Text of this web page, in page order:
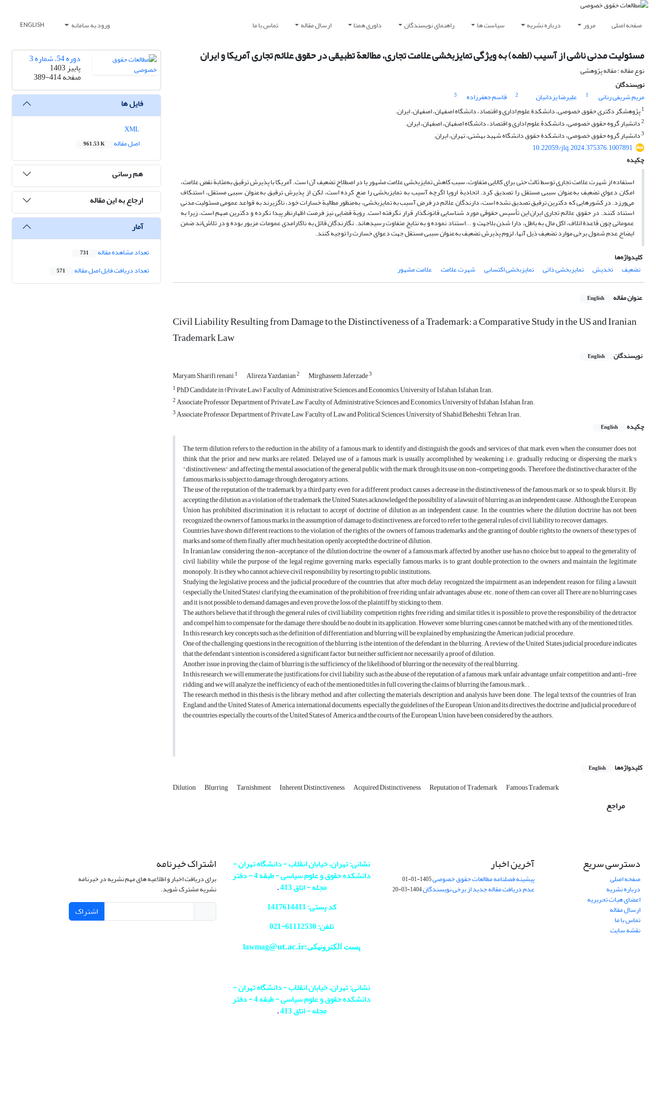
صفحه اصلی مرور درباره نشریه سیاست ها راهنمای نویسندگان داوری همتا ارسال مقاله تماس با ما ورود به سامانه ENGLISH
مسئولیت مدنی ناشی از آسیب (لطمه) به ویژگی تمایزبخشی علامت تجاری، مطالعة تطبیقی در حقوق علائم تجاری آمریکا و ایران
نوع مقاله : مقاله پژوهشی
نویسندگان
مریم شریفی رنانی
1 علیرضا یزدانیان 2 قاسم جعفرزاده
3
1پژوهشگر دکتری حقوق خصوصی، دانشکدة علوم اداری و اقتصاد، دانشگاه اصفهان، اصفهان، ایران.
2دانشیار گروه حقوق خصوصی، دانشکدۀ علوم اداری و اقتصاد، دانشگاه اصفهان، اصفهان، ایران.
3دانشیار گروه حقوق خصوصی، دانشکدة حقوق دانشگاه شهید بهشتی، تهران، ایران.
10.22059/jlq.2024.375376.1007891
چکیده
استفاده از شهرت علامت تجاری توسط ثالث حتی برای کالایی متفاوت، سبب کاهش تمایزبخشی علامت مشهور یا در اصطلاح تضعیف آن است. آمریکا با پذیرش ترقیق به‌مثابة نقض علامت،
امکان دعوای تضعیف به‌عنوان سببی مستقل را تصدیق کرد. اتحادیة اروپا اگرچه آسیب به تمایزبخشی را منع کرده است، لکن از پذیرش ترقیق به‌عنوان سببی مستقل، استنکاف
می‌ورزد. در کشورهایی که دکترین ترقیق تصدیق نشده است، دارندگان علائم در فرض آسیب به تمایزبخشی، به‌منظور مطالبة خسارات خود، ناگزیرند به قواعد عمومی مسئولیت مدنی
استناد کنند. در حقوق علائم تجاری ایران این تأسیس حقوقی مورد شناسایی قانونگذار قرار نگرفته است. رویة قضایی نیز فرصت اظهارنظر پیدا نکرده و دکترین مبهم است، زیرا به
عموماتی چون قاعدة اتلاف، اکل مال به باطل، دارا شدن بلاجهت و ...استناد نموده و به نتایج متفاوت رسیده­­اند. نگارندگان قائل به ناکارامدی عمومات مزبور بوده و در تلاش‌اند ضمن
ایضاح عدم شمول برخی موارد تضعیف ذیل آنها، لزوم پذیرش تضعیف به‌عنوان سببی مستقل جهت دعوای خسارت را توجیه کنند.
کلیدواژه‌ها
تضعیف
تخدیش تمایزبخشی ذاتی تمایزبخشی اکتسابی شهرت علامت علامت مشهور
عنوان مقاله English
Civil Liability Resulting from Damage to the Distinctiveness of a Trademark: a Comparative Study in the US and Iranian
Trademark Law
نویسندگان English
Maryam Sharifi renani1 Alireza Yazdanian2 Mirghassem Jaferzade3
1PhD Candidate in (Private Law), Faculty of Administrative Sciences and Economics, University of Isfahan, Isfahan, Iran.
2Associate Professor, Department of Private Law, Faculty of Administrative Sciences and Economics, University of Isfahan, Isfahan, Iran.
3Associate Professor, Department of Private Law, Faculty of Law and Political Sciences, University of Shahid Beheshti, Tehran, Iran.
چکیده
English
The term dilution refers to the reduction in the ability of a famous mark to identify and distinguish the goods and services of that mark, even when the consumer does not
think that the prior and new marks are related. Delayed use of a famous mark is usually accomplished by weakening, i.e., gradually reducing or dispersing the mark's
"distinctiveness" and affecting the mental association of the general public with the mark through its use on non-competing goods. Therefore, the distinctive character of the
famous marks is subject to damage through derogatory actions.
The use of the reputation of the trademark by a third party, even for a different product, causes a decrease in the distinctiveness of the famous mark or, so to speak, blurs it. By
accepting the dilution as a violation of the trademark, the United States acknowledged the possibility of a lawsuit of blurring as an independent cause. Although the European
Union has prohibited discrimination, it is reluctant to accept of doctrine of dilution as an independent cause. In the countries where the dilution doctrine has not been
recognized, the owners of famous marks, in the assumption of damage to distinctiveness, are forced to refer to the general rules of civil liability to recover damages.
Countries have shown different reactions to the violation of the rights of the owners of famous trademarks and the granting of double rights to the owners of these types of
marks and some of them finally, after much hesitation, openly accepted the doctrine of dilution.
In Iranian law, considering the non-acceptance of the dilution doctrine, the owner of a famous mark affected by another use has no choice but to appeal to the generality of
civil liability, while the purpose of the legal regime governing marks, especially famous marks, is to grant double protection to the owners and maintain the legitimate
monopoly. It is they who cannot achieve civil responsibility by resorting to public institutions.
Studying the legislative process and the judicial procedure of the countries that, after much delay, recognized the impairment as an independent reason for filing a lawsuit
(especially the United States), clarifying the examination of the prohibition of free riding, unfair advantages, abuse, etc., none of them can cover all There are no blurring cases
and it is not possible to demand damages and even prove the loss of the plaintiff by sticking to them.
The authors believe that if through the general rules of civil liability, competition rights, free riding, and similar titles, it is possible to prove the responsibility of the detractor
and compel him to compensate for the damage, there should be no doubt in its application. However, some blurring cases cannot be matched with any of the mentioned titles.
In this research, key concepts such as the definition of differentiation and blurring will be explained by emphasizing the American judicial procedure.
One of the challenging questions in the recognition of the blurring is the intention of the defendant in the blurring. A review of the United States judicial procedure indicates
that the defendant's intention is considered a significant factor, but neither sufficient nor necessarily a proof of dilution.
Another issue in proving the claim of blurring is the sufficiency of the likelihood of blurring or the necessity of the real blurring.
In this research, we will enumerate the justifications for civil liability, such as the abuse of the reputation of a famous mark, unfair advantage, unfair competition, and anti-free
ridding, and we will analyze the inefficiency of each of the mentioned titles in full covering the claims of blurring the famous mark. .
The research method in this thesis is the library method and after collecting the materials, description and analysis have been done. The legal texts of the countries of Iran,
England, and the United States of America, international documents, especially the guidelines of the European Union and its directives, the doctrine and judicial procedure of
the countries, especially the courts of the United States of America and the courts of the European Union, have been considered by the authors.
کلیدواژه‌ها English
Dilution Blurring Tarnishment Inherent Distinctiveness Acquired Distinctiveness Reputation of Trademark Famous Trademark
مراجع
دوره 54، شماره 3
پاییز 1403
صفحه389-414
فایل ها
اصل مقاله
961.53 K
هم رسانی
ارجاع به این مقاله
آمار
تعداد مشاهده مقاله 731
تعداد دریافت فایل اصل مقاله 571
دسترسی سریع
صفحه اصلی
درباره نشریه
اعضای هیات تحریریه
ارسال مقاله
تماس با ما
نقشه سایت
آخرین اخبار
پیشینه فصلنامه مطالعات حقوق خصوصی1405-01-01
عدم دریافت مقاله جدید از برخی نویسندگان1404-03-20
نشانی: تهران، خیابان انقلاب - دانشگاه تهران -
دانشکده حقوق و علوم سیاسی - طبقه 4 - دفتر
مجله - اتاق 413
.
کد پستی: 1417614411
تلفن: 61112530-
021
پست الکترونیکی:lawmag@ut.ac.ir
نشانی: تهران، خیابان انقلاب - دانشگاه تهران -
دانشکده حقوق و علوم سیاسی - طبقه 4 - دفتر
مجله - اتاق 413
.
اشتراک خبرنامه
برای دریافت اخبار و اطلاعیه های مهم نشریه در خبرنامه
نشریه مشترک شوید.
اشتراک